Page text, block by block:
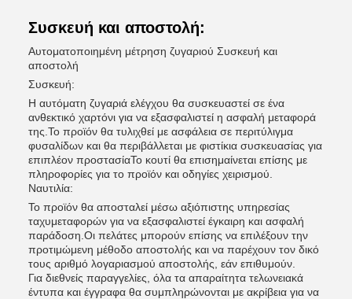
Συσκευή και αποστολή:
Αυτοματοποιημένη μέτρηση ζυγαριού Συσκευή και
αποστολή
Συσκευή:
Η αυτόματη ζυγαριά ελέγχου θα συσκευαστεί σε ένα
ανθεκτικό χαρτόνι για να εξασφαλιστεί η ασφαλή μεταφορά
της.Το προϊόν θα τυλιχθεί με ασφάλεια σε περιτύλιγμα
φυσαλίδων και θα περιβάλλεται με φιστίκια συσκευασίας για
επιπλέον προστασίαΤο κουτί θα επισημαίνεται επίσης με
πληροφορίες για το προϊόν και οδηγίες χειρισμού.
Ναυτιλία:
Το προϊόν θα αποσταλεί μέσω αξιόπιστης υπηρεσίας
ταχυμεταφορών για να εξασφαλιστεί έγκαιρη και ασφαλή
παράδοση.Οι πελάτες μπορούν επίσης να επιλέξουν την
προτιμώμενη μέθοδο αποστολής και να παρέχουν τον δικό
τους αριθμό λογαριασμού αποστολής, εάν επιθυμούν.
Για διεθνείς παραγγελίες, όλα τα απαραίτητα τελωνειακά
έντυπα και έγγραφα θα συμπληρώνονται με ακρίβεια για να